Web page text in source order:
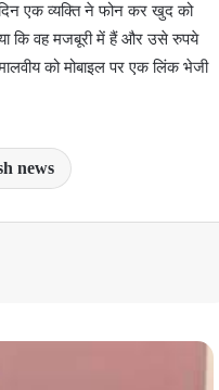
दिन एक व्यक्ति ने फोन कर खुद को
कि वह मजबूरी में हैं और उसे रुपये
को मोबाइल पर एक लिंक भेजी
news